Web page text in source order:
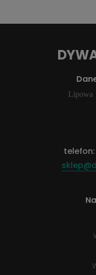
Lipowa
telefon: